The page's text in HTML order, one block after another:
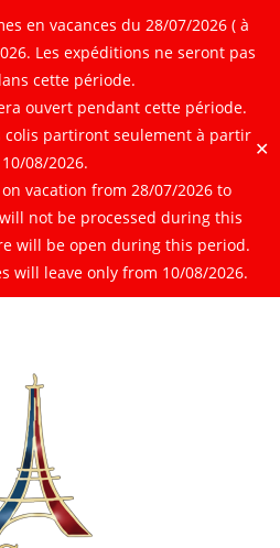
en vacances du 28/07/2026 ( à
Les expéditions ne seront pas
cette période.
ouvert pendant cette période.
colis partiront seulement à partir
08/2026.
vacation from 28/07/2026 to
not be processed during this
will be open during this period.
will leave only from 10/08/2026.
✕